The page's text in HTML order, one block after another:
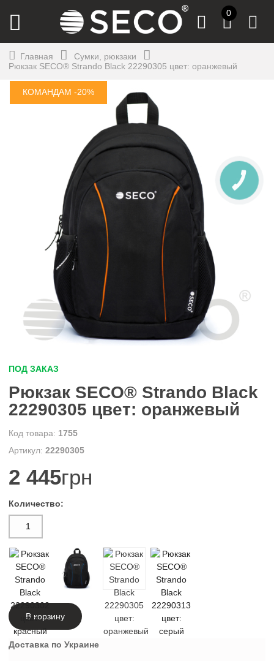
0
Главная
Сумки, рюкзаки
Рюкзак SECO® Strando Black 22290305 цвет: оранжевый
КОМАНДАМ -20%
ПОД ЗАКАЗ
Рюкзак SECO® Strando Black
22290305 цвет: оранжевый
1755
22290305
2 445грн
В корзину
Доставка по Украине
КНОПКА
СВЯЗИ